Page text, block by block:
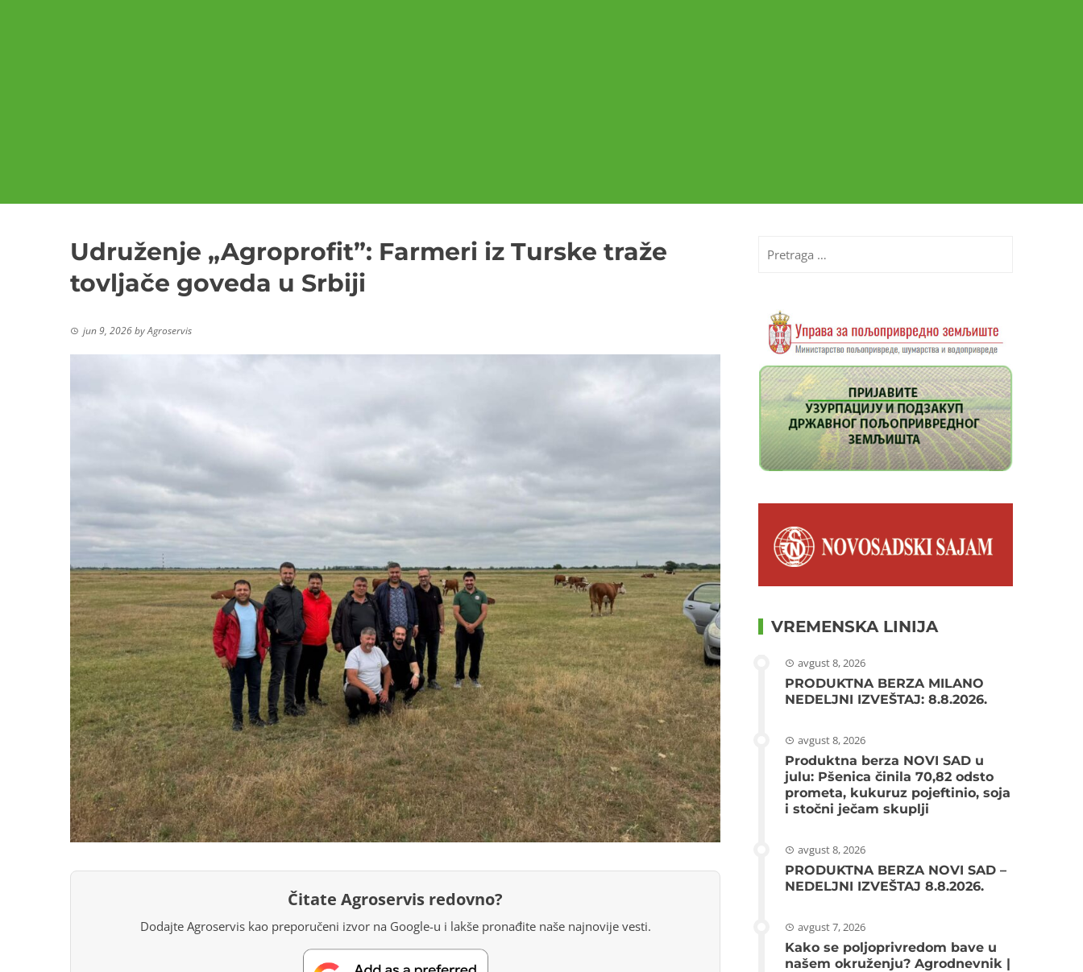
Udruženje „Agroprofit”: Farmeri iz Turske traže
tovljače goveda u Srbiji
jun 9, 2026byAgroservis
Čitate Agroservis redovno?
Dodajte Agroservis kao preporučeni izvor na Google-u i lakše pronađite naše najnovije vesti.
za:
VREMENSKA LINIJA
avgust 8, 2026
PRODUKTNA BERZA MILANO
NEDELJNI IZVEŠTAJ: 8.8.2026.
avgust 8, 2026
Produktna berza NOVI SAD u
julu: Pšenica činila 70,82 odsto
prometa, kukuruz pojeftinio, soja
i stočni ječam skuplji
avgust 8, 2026
PRODUKTNA BERZA NOVI SAD –
NEDELJNI IZVEŠTAJ 8.8.2026.
avgust 7, 2026
Kako se poljoprivredom bave u
našem okruženju? Agrodnevnik |